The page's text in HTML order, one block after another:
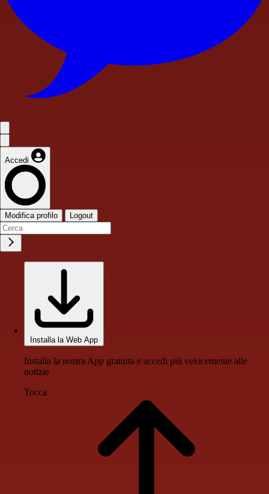
Accedi
Modifica profilo Logout
Installa la Web App
Installa la nostra App gratuita e accedi più velocemente alle
notizie
Tocca